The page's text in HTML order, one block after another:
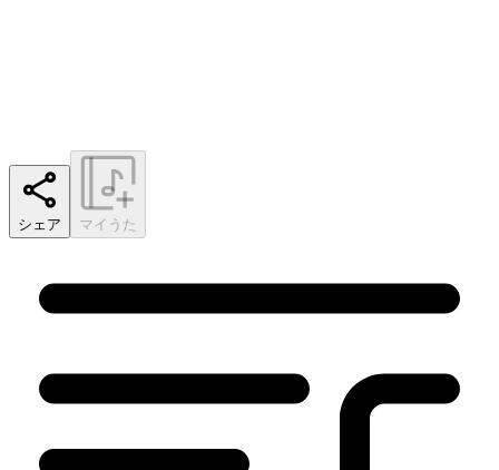
シェア マイうた